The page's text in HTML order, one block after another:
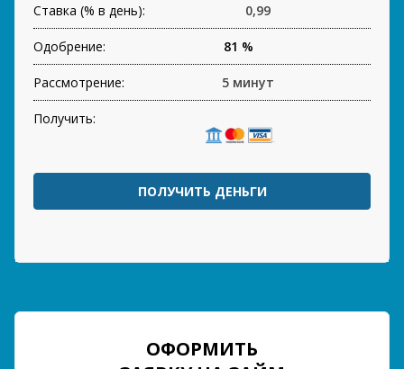
Ставка (% в день): 0,99
Одобрение: 81 %
Рассмотрение: 5 минут
Получить:
ПОЛУЧИТЬ ДЕНЬГИ
ОФОРМИТЬ